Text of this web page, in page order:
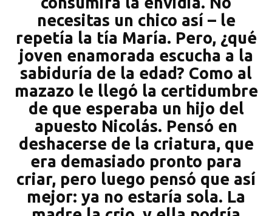
necesitas un chico así – le
repetía la tía María. Pero, ¿qué
joven enamorada escucha a la
sabiduría de la edad? Como al
mazazo le llegó la certidumbre
de que esperaba un hijo del
apuesto Nicolás. Pensó en
deshacerse de la criatura, que
era demasiado pronto para
criar, pero luego pensó que así
mejor: ya no estaría sola. La